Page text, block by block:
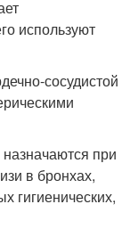
используют
сосудистой
при
в бронхах,
гигиенических,